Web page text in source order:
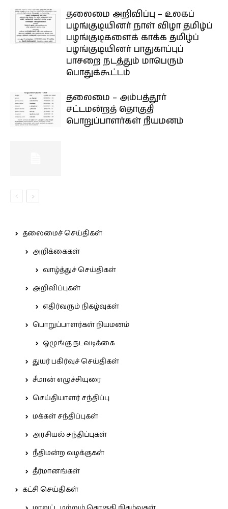
தலைமை அறிவிப்பு – உலகப்
பழங்குடியினர் நாள் விழா தமிழ்ப்
பழங்குடிகளைக் காக்க தமிழ்ப்
பழங்குடியினர் பாதுகாப்புப்
பாசறை நடத்தும் மாபெரும்
பொதுக்கூட்டம்
தலைமை – அம்பத்தூர்
சட்டமன்றத் தொகுதி
பொறுப்பாளர்கள் நியமனம்
தலைமைச் செய்திகள்
அறிக்கைகள்
வாழ்த்துச் செய்திகள்
அறிவிப்புகள்
எதிர்வரும் நிகழ்வுகள்
பொறுப்பாளர்கள் நியமனம்
ஒழுங்கு நடவடிக்கை
துயர் பகிர்வுச் செய்திகள்
சீமான் எழுச்சியுரை
செய்தியாளர் சந்திப்பு
மக்கள் சந்திப்புகள்
அரசியல் சந்திப்புகள்
நீதிமன்ற வழக்குகள்
தீர்மானங்கள்
கட்சி செய்திகள்